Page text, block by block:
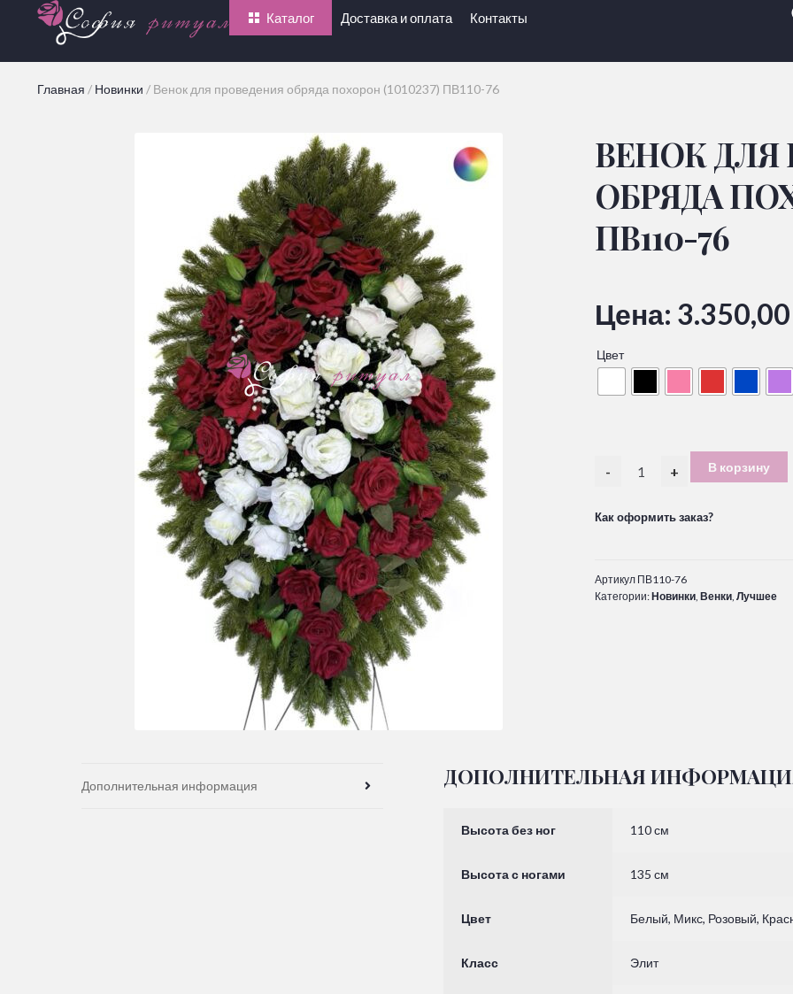
Каталог Доставка и оплата Контакты
Главная / Новинки / Венок для проведения обряда похорон (1010237) ПВ110-76
ВЕНОК ДЛЯ
ОБРЯДА
ПВ110-76
Цена:
Цвет
- + В корзину
Как оформить заказ?
Артикул ПВ110-76
Категории:Новинки, Венки, Лучшее
Дополнительная информация ДОПОЛНИТЕЛЬНАЯ
Высота без ног 110 см
Высота с ногами 135 см
Цвет Белый, Микс, Розовый,
Класс Элит